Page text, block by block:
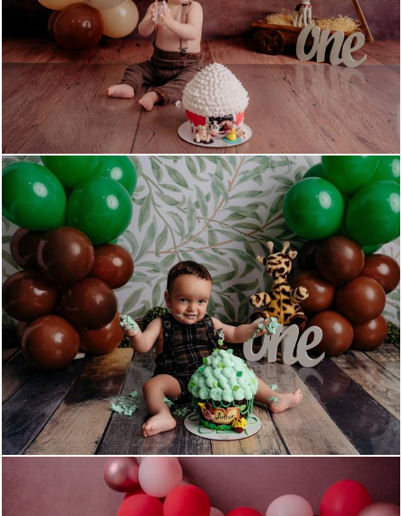
579 0
638 0